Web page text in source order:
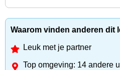
Waarom vinden anderen dit
Leuk met je partner
Top omgeving: 14 andere